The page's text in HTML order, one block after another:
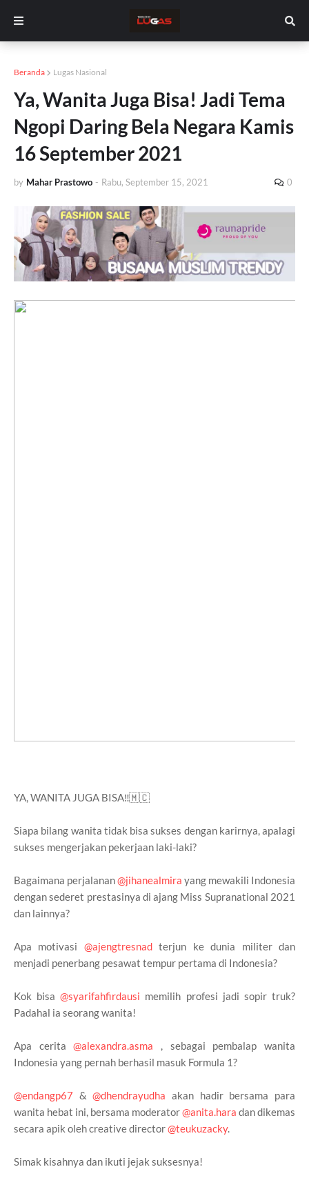
Beranda Lugas Nasional
Ya, Wanita Juga Bisa! Jadi Tema
Ngopi Daring Bela Negara Kamis
16 September 2021
by Mahar Prastowo - Rabu, September 15, 2021 0
YA, WANITA JUGA BISA‼️🇲🇨
Siapa bilang wanita tidak bisa sukses dengan karirnya, apalagi
sukses mengerjakan pekerjaan laki-laki?
Bagaimana perjalanan@jihanealmira yang mewakili Indonesia
dengan sederet prestasinya di ajang Miss Supranational 2021
dan lainnya?
Apa motivasi @ajengtresnadterjun ke dunia militer dan
menjadi penerbang pesawat tempur pertama di Indonesia?
Kok bisa@syarifahfirdausi memilih profesi jadi sopir truk?
Padahal ia seorang wanita!
Apa cerita@alexandra.asma , sebagai pembalap wanita
Indonesia yang pernah berhasil masuk Formula 1?
@endangp67 &@dhendrayudha akan hadir bersama para
wanita hebat ini, bersama moderator@anita.hara dan dikemas
secara apik oleh creative director@teukuzacky.
Simak kisahnya dan ikuti jejak suksesnya!